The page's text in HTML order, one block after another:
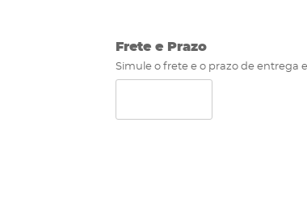
Frete e Prazo
Simule o frete e o prazo de entrega